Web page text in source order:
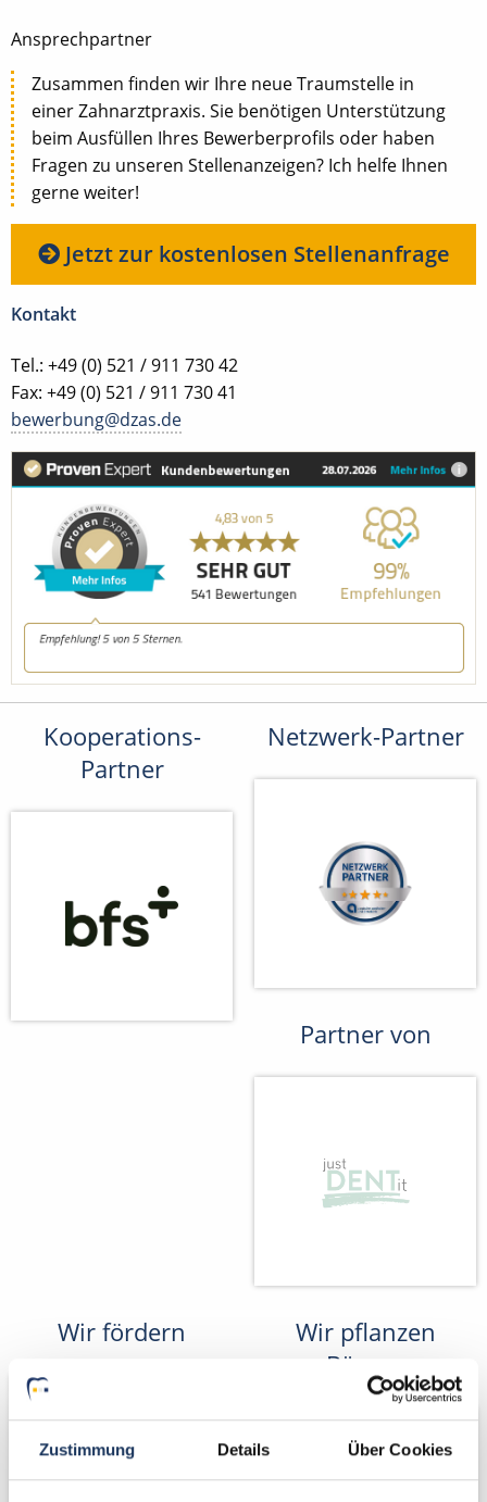
Zustimmung Details Über Cookies
Ansprechpartner
Zusammen finden wir Ihre neue Traumstelle in
einer Zahnarztpraxis. Sie benötigen Unterstützung
beim Ausfüllen Ihres Bewerberprofils oder haben
Fragen zu unseren Stellenanzeigen? Ich helfe Ihnen
gerne weiter!
Jetzt zur kostenlosen Stellenanfrage
Kontakt
Tel.: +49 (0) 521 / 911 730 42
Fax: +49 (0) 521 / 911 730 41
bewerbung@dzas.de
Kooperations-
Partner
Netzwerk-Partner
Partner von
Wir fördern
Wir pflanzen
Bäume